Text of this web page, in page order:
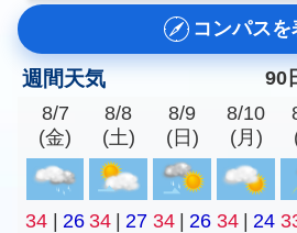
コンパスを
週間天気
90
8/7
(金)
8/8
(土)
8/9
(日)
8/10
(月)
34 | 26 34 | 27 34 | 26 34 | 24